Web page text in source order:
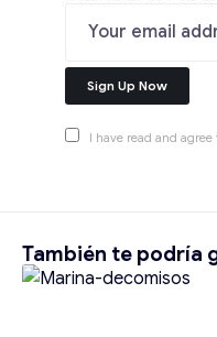
I have read and
También te podría